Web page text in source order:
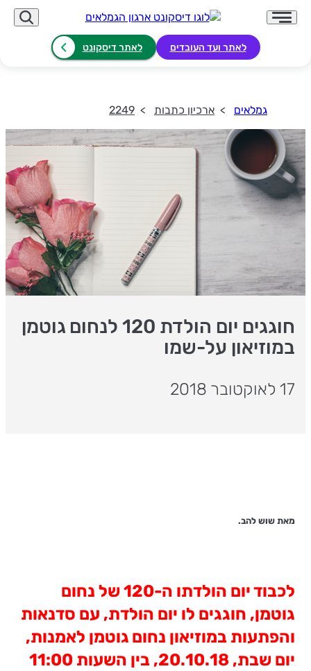
לאתר ועד העובדים לאתר דיסקונט
גמלאים ארכיון כתבות 2249
חוגגים יום הולדת 120 לנחום גוטמן
במוזיאון על-שמו
17 לאוקטובר 2018
מאת שוש להב.
לכבוד יום הולדתו ה-120 של נחום
גוטמן, חוגגים לו יום הולדת, עם סדנאות
והפתעות במוזיאון נחום גוטמן לאמנות,
יום שבת, 20.10.18, בין השעות 11:00